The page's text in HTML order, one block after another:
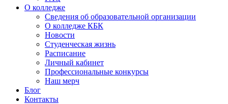
О колледже
Сведения об образовательной организации
О колледже КБК
Новости
Студенческая жизнь
Расписание
Личный кабинет
Профессиональные конкурсы
Наш мерч
Блог
Контакты